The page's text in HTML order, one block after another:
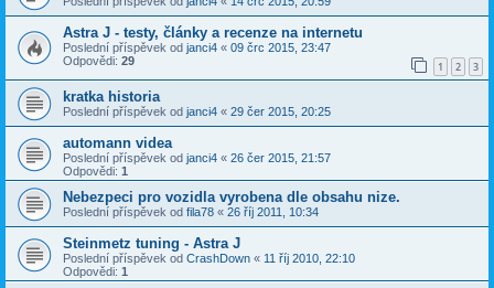
Astra J - testy, články a recenze na internetu
Poslední příspěvek od janci4 « 09 črc 2015, 23:47
Odpovědi: 29 1 2 3
kratka historia
Poslední příspěvek od janci4 « 29 čer 2015, 20:25
automann videa
Poslední příspěvek od janci4 « 26 čer 2015, 21:57
Odpovědi: 1
Nebezpeci pro vozidla vyrobena dle obsahu nize.
Poslední příspěvek od fila78 « 26 říj 2011, 10:34
Steinmetz tuning - Astra J
Poslední příspěvek od CrashDown « 11 říj 2010, 22:10
Odpovědi: 1